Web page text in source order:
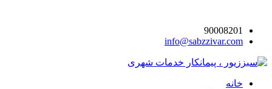
90008201
info@sabzzivar.com
خانه